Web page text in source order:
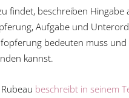
findet, beschreiben
Aufgabe und
bedeuten muss
kannst.
beschreibt in seinem